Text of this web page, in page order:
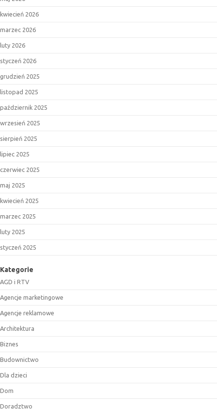
kwiecień 2026
marzec 2026
luty 2026
styczeń 2026
grudzień 2025
listopad 2025
październik 2025
wrzesień 2025
sierpień 2025
lipiec 2025
czerwiec 2025
maj 2025
kwiecień 2025
marzec 2025
luty 2025
styczeń 2025
Kategorie
AGD i RTV
Agencje marketingowe
Agencje reklamowe
Architektura
Biznes
Budownictwo
Dla dzieci
Dom
Doradztwo